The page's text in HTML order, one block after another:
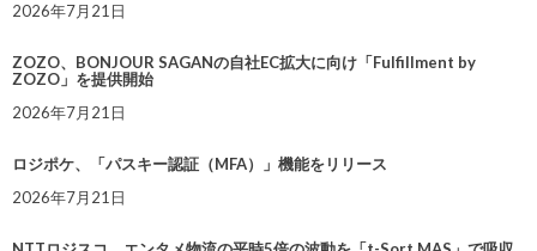
2026年7月21日
ZOZO、BONJOUR SAGANの自社EC拡大に向け「Fulfillment by
ZOZO」を提供開始
2026年7月21日
ロジポケ、「パスキー認証（MFA）」機能をリリース
2026年7月21日